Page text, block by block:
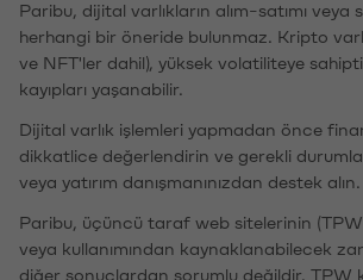
Paribu, dijital varlıkların alım-satımı veya
herhangi bir öneride bulunmaz. Kripto
ve NFT'ler dahil), yüksek volatiliteye
kayıpları yaşanabilir.
Dijital varlık işlemleri yapmadan önce
dikkatlice değerlendirin ve gerekli
veya yatırım danışmanınızdan destek alın.
Paribu, üçüncü taraf web sitelerinin
veya kullanımından kaynaklanabilecek
diğer sonuçlardan sorumlu değildir. TPW